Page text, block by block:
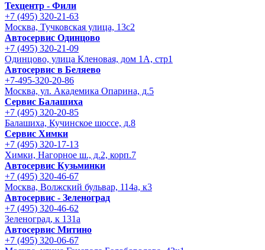
Техцентр - Фили
+7 (495) 320-21-63
Москва, Тучковская улица, 13с2
Автосервис Одинцово
+7 (495) 320-21-09
Одинцово, улица Кленовая, дом 1А, стр1
Автосервис в Беляево
+7-495-320-20-86
Москва, ул. Академика Опарина, д.5
Сервис Балашиха
+7 (495) 320-20-85
Балашиха, Кучинское шоссе, д.8
Сервис Химки
+7 (495) 320-17-13
Химки, Нагорное ш., д.2, корп.7
Автосервис Кузьминки
+7 (495) 320-46-67
Москва, Волжский бульвар, 114а, к3
Автосервис - Зеленоград
+7 (495) 320-46-62
Зеленоград, к 131а
Автосервис Митино
+7 (495) 320-06-67